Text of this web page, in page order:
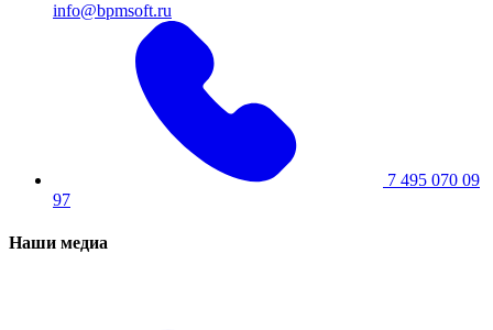
info@bpmsoft.ru
7 495 070 09
97
Наши медиа